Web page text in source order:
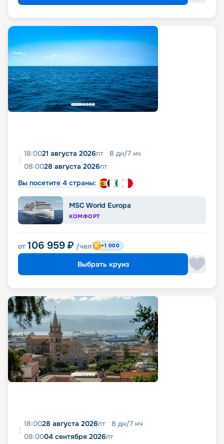
18:0021 августа 2026пт 8 дн/7 нч
08:0028 августа 2026пт
Вы посетите 4 страны:
MSC World Europa
КОМФОРТ
от 106 959 ₽ /чел +1 000
Выбрать круиз
18:0028 августа 2026пт 8 дн/7 нч
08:0004 сентября 2026пт